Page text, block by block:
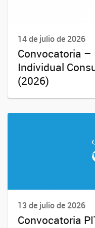
14 de julio de 2026
Convocatoria –
Individual
(2026)
13 de julio de 2026
Convocatoria